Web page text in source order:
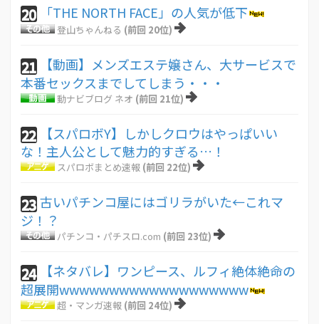
20 「THE NORTH FACE」の人気が低下
登山ちゃんねる (前回 20位)
21
【動画】メンズエステ嬢さん、大サービスで
本番セックスまでしてしまう・・・
動ナビブログ ネオ (前回 21位)
22
【スパロボY】しかしクロウはやっぱいい
な！主人公として魅力的すぎる…！
スパロボまとめ速報 (前回 22位)
23古いパチンコ屋にはゴリラがいた←これマ
ジ！？
パチンコ・パチスロ.com (前回 23位)
24
【ネタバレ】ワンピース、ルフィ絶体絶命の
超展開wwwwwwwwwwwwwwwwwww
超・マンガ速報 (前回 24位)